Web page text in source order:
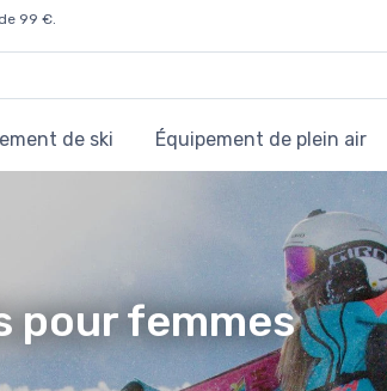
99 €.
de ski Équipement de plein air
pour femmes